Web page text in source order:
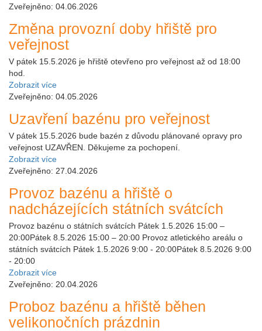
Zveřejněno: 04.06.2026
Změna provozní doby hřiště pro
veřejnost
V pátek 15.5.2026 je hřiště otevřeno pro veřejnost až od 18:00
hod.
Zobrazit více
Zveřejněno: 04.05.2026
Uzavření bazénu pro veřejnost
V pátek 15.5.2026 bude bazén z důvodu plánované opravy pro
veřejnost UZAVŘEN. Děkujeme za pochopení.
Zobrazit více
Zveřejněno: 27.04.2026
Provoz bazénu a hřiště o
nadcházejících státních svátcích
Provoz bazénu o státních svátcích Pátek 1.5.2026 15:00 –
20:00Pátek 8.5.2026 15:00 – 20:00 Provoz atletického areálu o
státních svátcích Pátek 1.5.2026 9:00 - 20:00Pátek 8.5.2026 9:00
- 20:00
Zobrazit více
Zveřejněno: 20.04.2026
Proboz bazénu a hřiště běhen
velikonočních prázdnin